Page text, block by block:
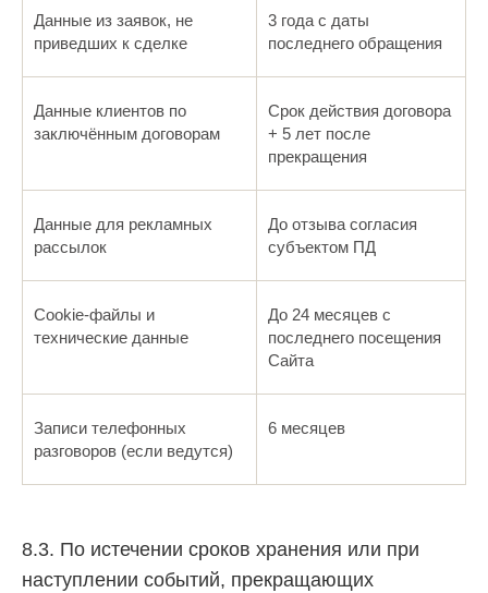
Данные из заявок, не
приведших к сделке
3 года с даты
последнего обращения
Данные клиентов по
заключённым договорам
Срок действия договора
+ 5 лет после
прекращения
Данные для рекламных
рассылок
До отзыва согласия
субъектом ПД
Cookie-файлы и
технические данные
До 24 месяцев с
последнего посещения
Сайта
Записи телефонных
разговоров (если ведутся)
6 месяцев
8.3. По истечении сроков хранения или при
наступлении событий, прекращающих